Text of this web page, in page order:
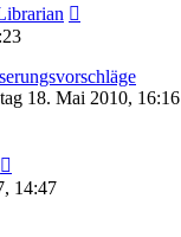
18. Mai 2010, 16:16
14:47